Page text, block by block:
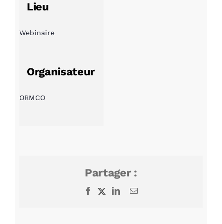
Lieu
Webinaire
Organisateur
ORMCO
Partager :
Facebook
X LinkedInEmail